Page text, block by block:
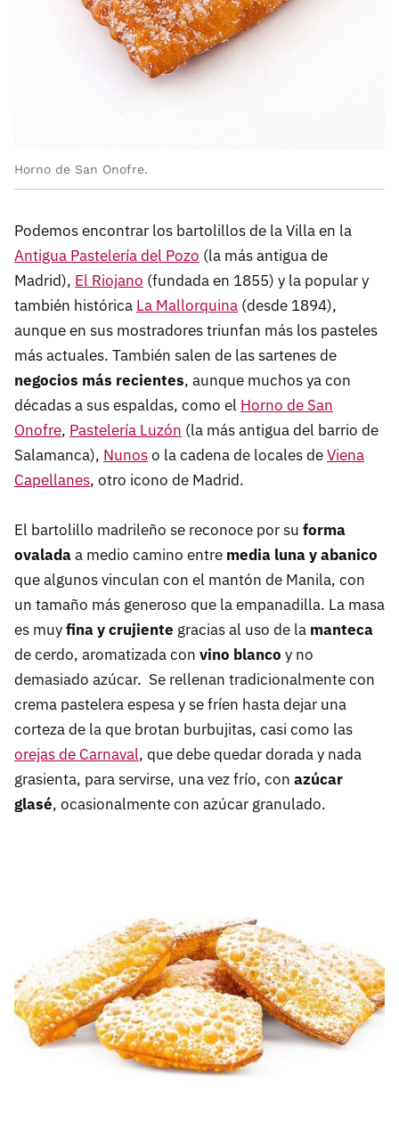
Horno de San Onofre.
Podemos encontrar los bartolillos de la Villa en la
Antigua Pastelería del Pozo (la más antigua de
Madrid), El Riojano (fundada en 1855) y la popular y
también histórica La Mallorquina (desde 1894),
aunque en sus mostradores triunfan más los pasteles
más actuales. También salen de las sartenes de
negocios más recientes, aunque muchos ya con
décadas a sus espaldas, como el Horno de San
Onofre, Pastelería Luzón (la más antigua del barrio de
Salamanca), Nunoso la cadena de locales deViena
Capellanes, otro icono de Madrid.
El bartolillo madrileño se reconoce por su forma
ovaladaa medio camino entre media luna y abanico
que algunos vinculan con el mantón de Manila, con
un tamaño más generoso que la empanadilla. La masa
es muyfina y crujiente gracias al uso de la manteca
de cerdo, aromatizada con vino blanco y no
demasiado azúcar. Se rellenan tradicionalmente con
crema pastelera espesa y se fríen hasta dejar una
corteza de la que brotan burbujitas, casi como las
orejas de Carnaval, que debe quedar dorada y nada
grasienta, para servirse, una vez frío, con azúcar
glasé, ocasionalmente con azúcar granulado.